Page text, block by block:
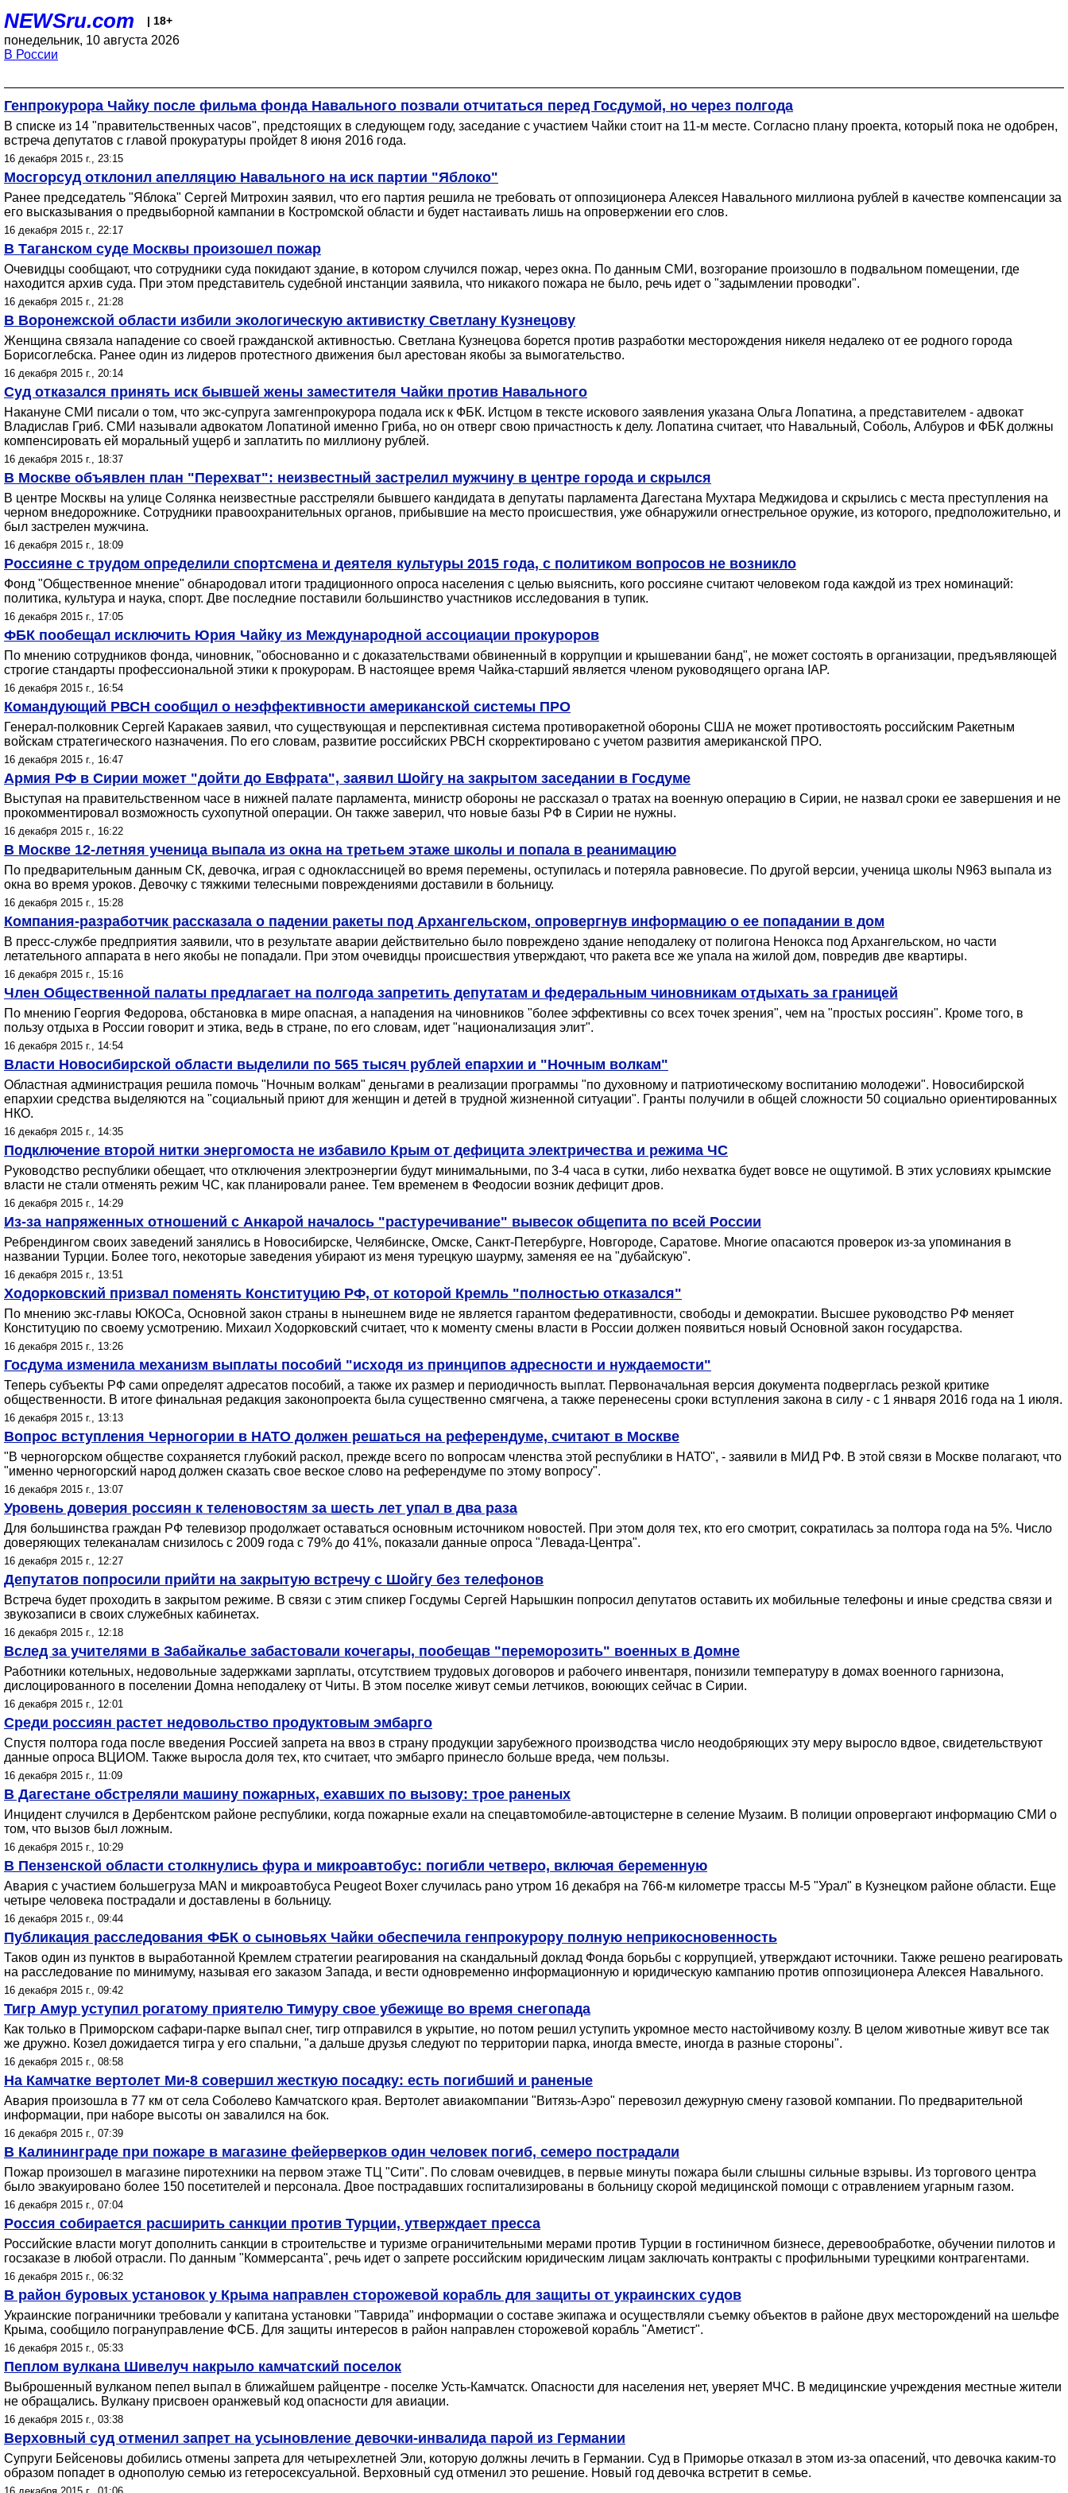
NEWSru.com | 18+
понедельник, 10 августа 2026
В России
Генпрокурора Чайку после фильма фонда Навального позвали отчитаться перед Госдумой, но через полгода
В списке из 14 "правительственных часов", предстоящих в следующем году, заседание с участием Чайки стоит на 11-м месте. Согласно плану проекта, который пока не одобрен,
встреча депутатов с главой прокуратуры пройдет 8 июня 2016 года.
16 декабря 2015 г., 23:15
Мосгорсуд отклонил апелляцию Навального на иск партии "Яблоко"
Ранее председатель "Яблока" Сергей Митрохин заявил, что его партия решила не требовать от оппозиционера Алексея Навального миллиона рублей в качестве компенсации за
его высказывания о предвыборной кампании в Костромской области и будет настаивать лишь на опровержении его слов.
16 декабря 2015 г., 22:17
В Таганском суде Москвы произошел пожар
Очевидцы сообщают, что сотрудники суда покидают здание, в котором случился пожар, через окна. По данным СМИ, возгорание произошло в подвальном помещении, где
находится архив суда. При этом представитель судебной инстанции заявила, что никакого пожара не было, речь идет о "задымлении проводки".
16 декабря 2015 г., 21:28
В Воронежской области избили экологическую активистку Светлану Кузнецову
Женщина связала нападение со своей гражданской активностью. Светлана Кузнецова борется против разработки месторождения никеля недалеко от ее родного города
Борисоглебска. Ранее один из лидеров протестного движения был арестован якобы за вымогательство.
16 декабря 2015 г., 20:14
Суд отказался принять иск бывшей жены заместителя Чайки против Навального
Накануне СМИ писали о том, что экс-супруга замгенпрокурора подала иск к ФБК. Истцом в тексте искового заявления указана Ольга Лопатина, а представителем - адвокат
Владислав Гриб. СМИ называли адвокатом Лопатиной именно Гриба, но он отверг свою причастность к делу. Лопатина считает, что Навальный, Соболь, Албуров и ФБК должны
компенсировать ей моральный ущерб и заплатить по миллиону рублей.
16 декабря 2015 г., 18:37
В Москве объявлен план "Перехват": неизвестный застрелил мужчину в центре города и скрылся
В центре Москвы на улице Солянка неизвестные расстреляли бывшего кандидата в депутаты парламента Дагестана Мухтара Меджидова и скрылись с места преступления на
черном внедорожнике. Сотрудники правоохранительных органов, прибывшие на место происшествия, уже обнаружили огнестрельное оружие, из которого, предположительно, и
был застрелен мужчина.
16 декабря 2015 г., 18:09
Россияне с трудом определили спортсмена и деятеля культуры 2015 года, с политиком вопросов не возникло
Фонд "Общественное мнение" обнародовал итоги традиционного опроса населения с целью выяснить, кого россияне считают человеком года каждой из трех номинаций:
политика, культура и наука, спорт. Две последние поставили большинство участников исследования в тупик.
16 декабря 2015 г., 17:05
ФБК пообещал исключить Юрия Чайку из Международной ассоциации прокуроров
По мнению сотрудников фонда, чиновник, "обоснованно и с доказательствами обвиненный в коррупции и крышевании банд", не может состоять в организации, предъявляющей
строгие стандарты профессиональной этики к прокурорам. В настоящее время Чайка-старший является членом руководящего органа IAP.
16 декабря 2015 г., 16:54
Командующий РВСН сообщил о неэффективности американской системы ПРО
Генерал-полковник Сергей Каракаев заявил, что существующая и перспективная система противоракетной обороны США не может противостоять российским Ракетным
войскам стратегического назначения. По его словам, развитие российских РВСН скорректировано с учетом развития американской ПРО.
16 декабря 2015 г., 16:47
Армия РФ в Сирии может "дойти до Евфрата", заявил Шойгу на закрытом заседании в Госдуме
Выступая на правительственном часе в нижней палате парламента, министр обороны не рассказал о тратах на военную операцию в Сирии, не назвал сроки ее завершения и не
прокомментировал возможность сухопутной операции. Он также заверил, что новые базы РФ в Сирии не нужны.
16 декабря 2015 г., 16:22
В Москве 12-летняя ученица выпала из окна на третьем этаже школы и попала в реанимацию
По предварительным данным СК, девочка, играя с одноклассницей во время перемены, оступилась и потеряла равновесие. По другой версии, ученица школы N963 выпала из
окна во время уроков. Девочку с тяжкими телесными повреждениями доставили в больницу.
16 декабря 2015 г., 15:28
Компания-разработчик рассказала о падении ракеты под Архангельском, опровергнув информацию о ее попадании в дом
В пресс-службе предприятия заявили, что в результате аварии действительно было повреждено здание неподалеку от полигона Ненокса под Архангельском, но части
летательного аппарата в него якобы не попадали. При этом очевидцы происшествия утверждают, что ракета все же упала на жилой дом, повредив две квартиры.
16 декабря 2015 г., 15:16
Член Общественной палаты предлагает на полгода запретить депутатам и федеральным чиновникам отдыхать за границей
По мнению Георгия Федорова, обстановка в мире опасная, а нападения на чиновников "более эффективны со всех точек зрения", чем на "простых россиян". Кроме того, в
пользу отдыха в России говорит и этика, ведь в стране, по его словам, идет "национализация элит".
16 декабря 2015 г., 14:54
Власти Новосибирской области выделили по 565 тысяч рублей епархии и "Ночным волкам"
Областная администрация решила помочь "Ночным волкам" деньгами в реализации программы "по духовному и патриотическому воспитанию молодежи". Новосибирской
епархии средства выделяются на "социальный приют для женщин и детей в трудной жизненной ситуации". Гранты получили в общей сложности 50 социально ориентированных
НКО.
16 декабря 2015 г., 14:35
Подключение второй нитки энергомоста не избавило Крым от дефицита электричества и режима ЧС
Руководство республики обещает, что отключения электроэнергии будут минимальными, по 3-4 часа в сутки, либо нехватка будет вовсе не ощутимой. В этих условиях крымские
власти не стали отменять режим ЧС, как планировали ранее. Тем временем в Феодосии возник дефицит дров.
16 декабря 2015 г., 14:29
Из-за напряженных отношений с Анкарой началось "растуречивание" вывесок общепита по всей России
Ребрендингом своих заведений занялись в Новосибирске, Челябинске, Омске, Санкт-Петербурге, Новгороде, Саратове. Многие опасаются проверок из-за упоминания в
названии Турции. Более того, некоторые заведения убирают из меня турецкую шаурму, заменяя ее на "дубайскую".
16 декабря 2015 г., 13:51
Ходорковский призвал поменять Конституцию РФ, от которой Кремль "полностью отказался"
По мнению экс-главы ЮКОСа, Основной закон страны в нынешнем виде не является гарантом федеративности, свободы и демократии. Высшее руководство РФ меняет
Конституцию по своему усмотрению. Михаил Ходорковский считает, что к моменту смены власти в России должен появиться новый Основной закон государства.
16 декабря 2015 г., 13:26
Госдума изменила механизм выплаты пособий "исходя из принципов адресности и нуждаемости"
Теперь субъекты РФ сами определят адресатов пособий, а также их размер и периодичность выплат. Первоначальная версия документа подверглась резкой критике
общественности. В итоге финальная редакция законопроекта была существенно смягчена, а также перенесены сроки вступления закона в силу - с 1 января 2016 года на 1 июля.
16 декабря 2015 г., 13:13
Вопрос вступления Черногории в НАТО должен решаться на референдуме, считают в Москве
"В черногорском обществе сохраняется глубокий раскол, прежде всего по вопросам членства этой республики в НАТО", - заявили в МИД РФ. В этой связи в Москве полагают, что
"именно черногорский народ должен сказать свое веское слово на референдуме по этому вопросу".
16 декабря 2015 г., 13:07
Уровень доверия россиян к теленовостям за шесть лет упал в два раза
Для большинства граждан РФ телевизор продолжает оставаться основным источником новостей. При этом доля тех, кто его смотрит, сократилась за полтора года на 5%. Число
доверяющих телеканалам снизилось с 2009 года с 79% до 41%, показали данные опроса "Левада-Центра".
16 декабря 2015 г., 12:27
Депутатов попросили прийти на закрытую встречу с Шойгу без телефонов
Встреча будет проходить в закрытом режиме. В связи с этим спикер Госдумы Сергей Нарышкин попросил депутатов оставить их мобильные телефоны и иные средства связи и
звукозаписи в своих служебных кабинетах.
16 декабря 2015 г., 12:18
Вслед за учителями в Забайкалье забастовали кочегары, пообещав "переморозить" военных в Домне
Работники котельных, недовольные задержками зарплаты, отсутствием трудовых договоров и рабочего инвентаря, понизили температуру в домах военного гарнизона,
дислоцированного в поселении Домна неподалеку от Читы. В этом поселке живут семьи летчиков, воюющих сейчас в Сирии.
16 декабря 2015 г., 12:01
Среди россиян растет недовольство продуктовым эмбарго
Спустя полтора года после введения Россией запрета на ввоз в страну продукции зарубежного производства число неодобряющих эту меру выросло вдвое, свидетельствуют
данные опроса ВЦИОМ. Также выросла доля тех, кто считает, что эмбарго принесло больше вреда, чем пользы.
16 декабря 2015 г., 11:09
В Дагестане обстреляли машину пожарных, ехавших по вызову: трое раненых
Инцидент случился в Дербентском районе республики, когда пожарные ехали на спецавтомобиле-автоцистерне в селение Музаим. В полиции опровергают информацию СМИ о
том, что вызов был ложным.
16 декабря 2015 г., 10:29
В Пензенской области столкнулись фура и микроавтобус: погибли четверо, включая беременную
Авария с участием большегруза MAN и микроавтобуса Peugeot Boxer случилась рано утром 16 декабря на 766-м километре трассы М-5 "Урал" в Кузнецком районе области. Еще
четыре человека пострадали и доставлены в больницу.
16 декабря 2015 г., 09:44
Публикация расследования ФБК о сыновьях Чайки обеспечила генпрокурору полную неприкосновенность
Таков один из пунктов в выработанной Кремлем стратегии реагирования на скандальный доклад Фонда борьбы с коррупцией, утверждают источники. Также решено реагировать
на расследование по минимуму, называя его заказом Запада, и вести одновременно информационную и юридическую кампанию против оппозиционера Алексея Навального.
16 декабря 2015 г., 09:42
Тигр Амур уступил рогатому приятелю Тимуру свое убежище во время снегопада
Как только в Приморском сафари-парке выпал снег, тигр отправился в укрытие, но потом решил уступить укромное место настойчивому козлу. В целом животные живут все так
же дружно. Козел дожидается тигра у его спальни, "а дальше друзья следуют по территории парка, иногда вместе, иногда в разные стороны".
16 декабря 2015 г., 08:58
На Камчатке вертолет Ми-8 совершил жесткую посадку: есть погибший и раненые
Авария произошла в 77 км от села Соболево Камчатского края. Вертолет авиакомпании "Витязь-Аэро" перевозил дежурную смену газовой компании. По предварительной
информации, при наборе высоты он завалился на бок.
16 декабря 2015 г., 07:39
В Калининграде при пожаре в магазине фейерверков один человек погиб, семеро пострадали
Пожар произошел в магазине пиротехники на первом этаже ТЦ "Сити". По словам очевидцев, в первые минуты пожара были слышны сильные взрывы. Из торгового центра
было эвакуировано более 150 посетителей и персонала. Двое пострадавших госпитализированы в больницу скорой медицинской помощи с отравлением угарным газом.
16 декабря 2015 г., 07:04
Россия собирается расширить санкции против Турции, утверждает пресса
Российские власти могут дополнить санкции в строительстве и туризме ограничительными мерами против Турции в гостиничном бизнесе, деревообработке, обучении пилотов и
госзаказе в любой отрасли. По данным "Коммерсанта", речь идет о запрете российским юридическим лицам заключать контракты с профильными турецкими контрагентами.
16 декабря 2015 г., 06:32
В район буровых установок у Крыма направлен сторожевой корабль для защиты от украинских судов
Украинские пограничники требовали у капитана установки "Таврида" информации о составе экипажа и осуществляли съемку объектов в районе двух месторождений на шельфе
Крыма, сообщило погрануправление ФСБ. Для защиты интересов в район направлен сторожевой корабль "Аметист".
16 декабря 2015 г., 05:33
Пеплом вулкана Шивелуч накрыло камчатский поселок
Выброшенный вулканом пепел выпал в ближайшем райцентре - поселке Усть-Камчатск. Опасности для населения нет, уверяет МЧС. В медицинские учреждения местные жители
не обращались. Вулкану присвоен оранжевый код опасности для авиации.
16 декабря 2015 г., 03:38
Верховный суд отменил запрет на усыновление девочки-инвалида парой из Германии
Супруги Бейсеновы добились отмены запрета для четырехлетней Эли, которую должны лечить в Германии. Суд в Приморье отказал в этом из-за опасений, что девочка каким-то
образом попадет в однополую семью из гетеросексуальной. Верховный суд отменил это решение. Новый год девочка встретит в семье.